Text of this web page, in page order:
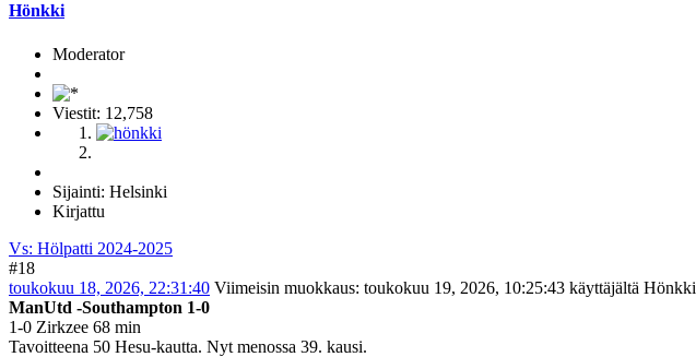
Hönkki
Moderator
Viestit: 12,758
Sijainti: Helsinki
Kirjattu
Vs: Hölpatti 2024-2025
#18
toukokuu 18, 2026, 22:31:40 Viimeisin muokkaus: toukokuu 19, 2026, 10:25:43 käyttäjältä Hönkki
ManUtd -Southampton 1-0
1-0 Zirkzee 68 min
Tavoitteena 50 Hesu-kautta. Nyt menossa 39. kausi.